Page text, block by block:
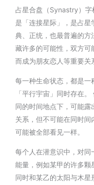
占星合盘（Synastry）
是「连接星际」，是占
典、正统，也最普遍的
藏许多的可能性，双方
而成为朋友恋人等重要关
每一种生命状态，都是
「平行宇宙」同时存在
同的时间地点下，可能
关系，但不可能在同时
可能被全部看见一样。
每个人在潜意识中，对
能量，例如某甲的许多颗
同时和某乙的太阳与木